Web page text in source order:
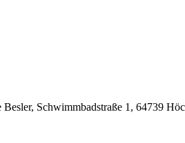
Schwimmbadstraße 1, 64739